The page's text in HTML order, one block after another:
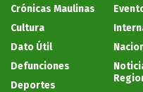
Crónicas Maulinas
Cultura
Dato Útil
Defunciones
Deportes